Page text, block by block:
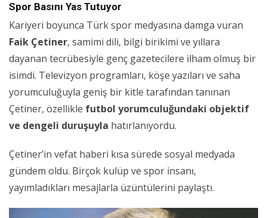
Spor Basını Yas Tutuyor
Kariyeri boyunca Türk spor medyasına damga vuran
Faik Çetiner, samimi dili, bilgi birikimi ve yıllara
dayanan tecrübesiyle genç gazetecilere ilham olmuş bir
isimdi. Televizyon programları, köşe yazıları ve saha
yorumculuğuyla geniş bir kitle tarafından tanınan
Çetiner, özellikle futbol yorumculuğundaki objektif
ve dengeli duruşuyla hatırlanıyordu.
Çetiner’in vefat haberi kısa sürede sosyal medyada
gündem oldu. Birçok kulüp ve spor insanı,
yayımladıkları mesajlarla üzüntülerini paylaştı.